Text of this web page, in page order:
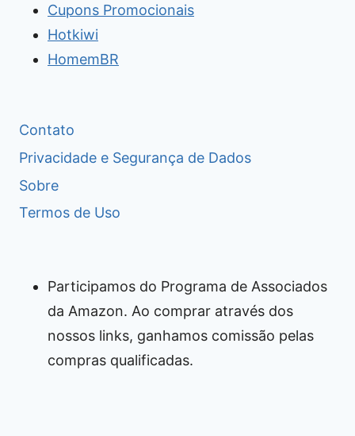
Cupons Promocionais
Hotkiwi
HomemBR
Contato
Privacidade e Segurança de Dados
Sobre
Termos de Uso
Participamos do Programa de Associados
da Amazon. Ao comprar através dos
nossos links, ganhamos comissão pelas
compras qualificadas.